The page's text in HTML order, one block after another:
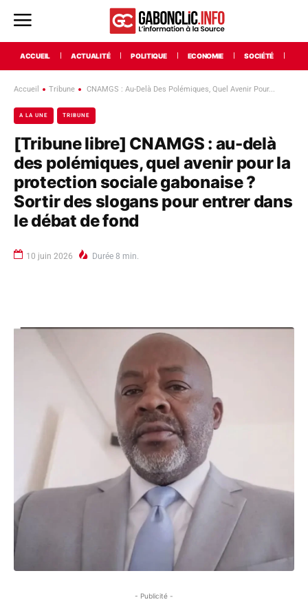
ACCUEIL ACTUALITÉ POLITIQUE ECONOMIE SOCIÉTÉ
Accueil Tribune CNAMGS : Au-Delà Des Polémiques, Quel Avenir Pour...
A LA UNE TRIBUNE
[Tribune libre] CNAMGS : au-delà
des polémiques, quel avenir pour la
protection sociale gabonaise ?
Sortir des slogans pour entrer dans
le débat de fond
10 juin 2026 Durée 8 min.
- Publicité -